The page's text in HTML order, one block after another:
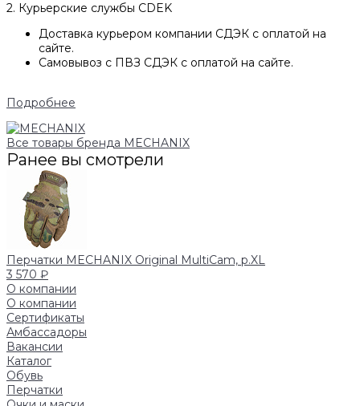
2. Курьерские службы CDEK
Доставка курьером компании СДЭК с оплатой на
сайте.
Самовывоз с ПВЗ СДЭК с оплатой на сайте.
Подробнее
Все товары бренда MECHANIX
Ранее вы смотрели
Перчатки MECHANIX Original MultiCam, р.XL
3 570 ₽
О компании
О компании
Сертификаты
Амбассадоры
Вакансии
Каталог
Обувь
Перчатки